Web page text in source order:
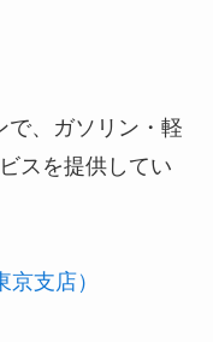
で、ガソリン・軽
スを提供してい
支店）